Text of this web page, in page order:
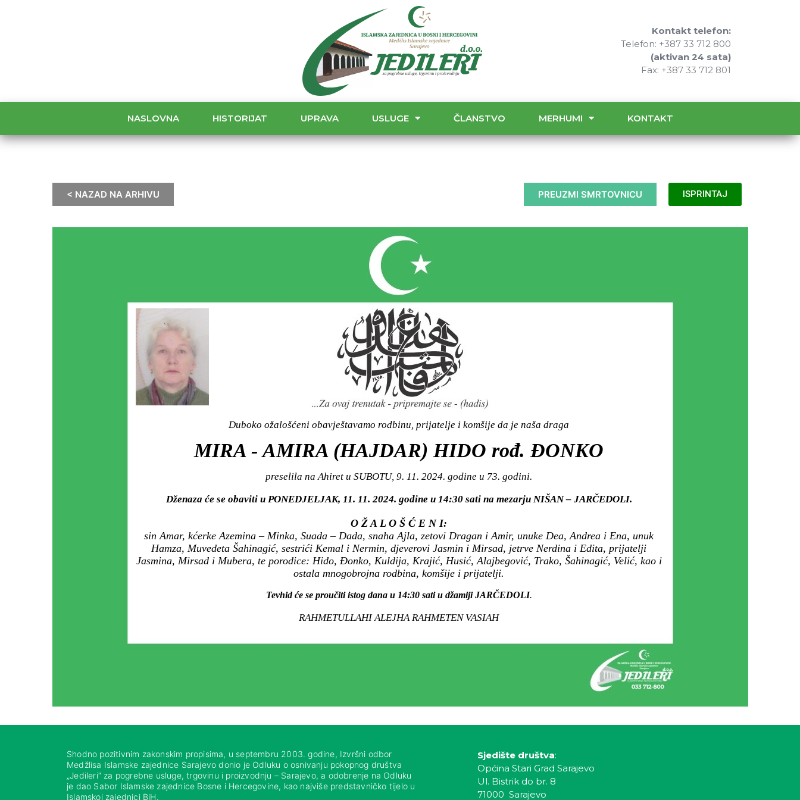
Kontakt telefon:
Telefon: +387 33 712 800
(aktivan 24 sata)
Fax: +387 33 712 801
NASLOVNA HISTORIJAT UPRAVA USLUGE ČLANSTVO MERHUMI KONTAKT
< NAZAD NA ARHIVU PREUZMI SMRTOVNICU ISPRINTAJ
Duboko ožalošćeni obavještavamo rodbinu, prijatelje i komšije da je naša draga
MIRA - AMIRA (HAJDAR) HIDO rođ. ĐONKO
preselila na Ahiret u SUBOTU, 9. 11. 2024. godine u 73. godini.
Dženaza će se obaviti u PONEDJELJAK, 11. 11. 2024. godine u 14:30 sati na mezarju NIŠAN – JARČEDOLI.
O Ž A L O Š Ć E N I:
sin Amar, kćerke Azemina – Minka, Suada – Dada, snaha Ajla, zetovi Dragan i Amir, unuke Dea, Andrea i Ena, unuk
Hamza, Muvedeta Šahinagić, sestrići Kemal i Nermin, djeverovi Jasmin i Mirsad, jetrve Nerdina i Edita, prijatelji
Jasmina, Mirsad i Mubera, te porodice: Hido, Đonko, Kuldija, Krajić, Husić, Alajbegović, Trako, Šahinagić, Velić, kao i
ostala mnogobrojna rodbina, komšije i prijatelji.
Tevhid će se proučiti istog dana u 14:30 sati u džamiji JARČEDOLI.
RAHMETULLAHI ALEJHA RAHMETEN VASIAH
Shodno pozitivnim zakonskim propisima, u septembru 2003. godine, Izvršni odbor
Medžlisa Islamske zajednice Sarajevo donio je Odluku o osnivanju pokopnog društva
„Jedileri“ za pogrebne usluge, trgovinu i proizvodnju – Sarajevo, a odobrenje na Odluku
je dao Sabor Islamske zajednice Bosne i Hercegovine, kao najviše predstavničko tijelo u
Islamskoj zajednici BiH.
Sjedište društva:
Općina Stari Grad Sarajevo
Ul. Bistrik do br. 8
71000 Sarajevo